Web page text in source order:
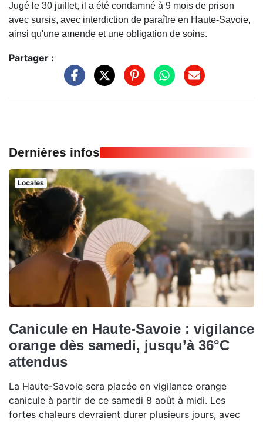
Jugé le 30 juillet, il a été condamné à 9 mois de prison
avec sursis, avec interdiction de paraître en Haute-Savoie,
ainsi qu'une amende et une obligation de soins.
Partager :
Dernières infos
Locales
Canicule en Haute-Savoie : vigilance
orange dès samedi, jusqu’à 36°C
attendus
La Haute-Savoie sera placée en vigilance orange
canicule à partir de ce samedi 8 août à midi. Les
fortes chaleurs devraient durer plusieurs jours, avec